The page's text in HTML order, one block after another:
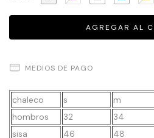
MEDIOS DE PAGO
chaleco s m
hombros
32 34
sisa
46 48